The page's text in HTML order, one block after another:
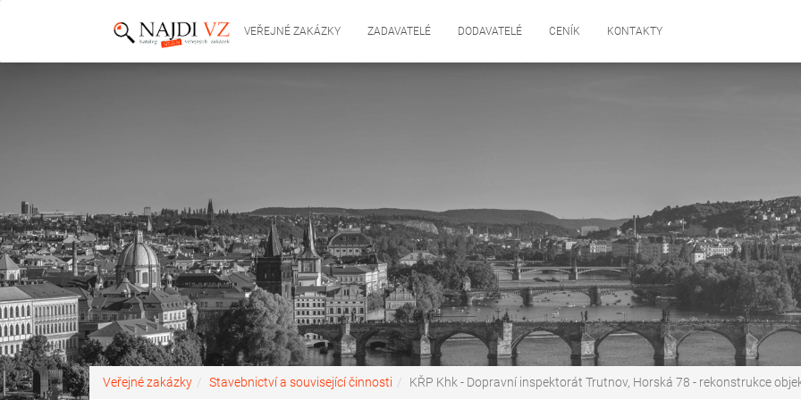
VEŘEJNÉ ZAKÁZKY ZADAVATELÉ DODAVATELÉ CENÍK KONTAKTY
Veřejné zakázky Stavebnictví a související činnosti KŘP Khk - Dopravní inspektorát Trutnov, Horská 78 - rekonstrukce